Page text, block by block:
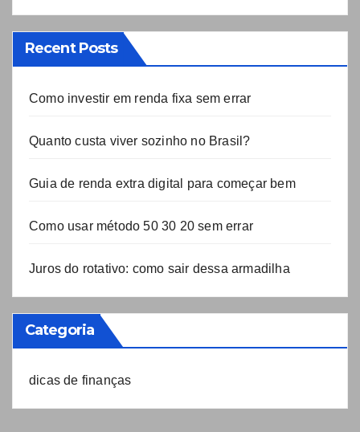
Recent Posts
Como investir em renda fixa sem errar
Quanto custa viver sozinho no Brasil?
Guia de renda extra digital para começar bem
Como usar método 50 30 20 sem errar
Juros do rotativo: como sair dessa armadilha
Categoria
dicas de finanças